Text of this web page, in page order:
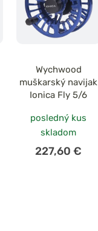
Wychwood
muškarský navijak
Ionica Fly 5/6
posledný kus
skladom
227,60 €